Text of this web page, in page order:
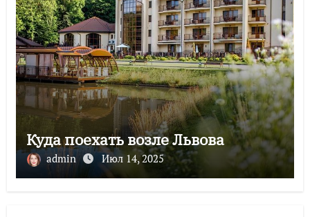
Куда поехать возле Львова
admin Июл 14, 2025